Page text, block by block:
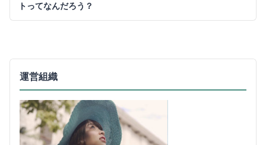
トってなんだろう？
運営組織